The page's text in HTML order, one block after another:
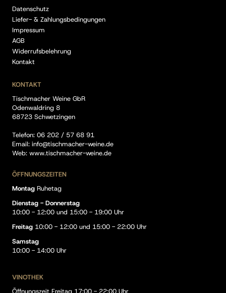
Datenschutz
Liefer- & Zahlungsbedingungen
Impressum
AGB
Widerrufsbelehrung
Kontakt
KONTAKT
Tischmacher Weine GbR
Odenwaldring 8
68723 Schwetzingen
Telefon: 06 202 / 57 68 91
Email: info@tischmacher-weine.de
Web: www.tischmacher-weine.de
ÖFFNUNGSZEITEN
Montag Ruhetag
Dienstag - Donnerstag
10:00 - 12:00 und 15:00 - 19:00 Uhr
Freitag 10:00 - 12:00 und 15:00 - 22:00 Uhr
Samstag
10:00 - 14:00 Uhr
VINOTHEK